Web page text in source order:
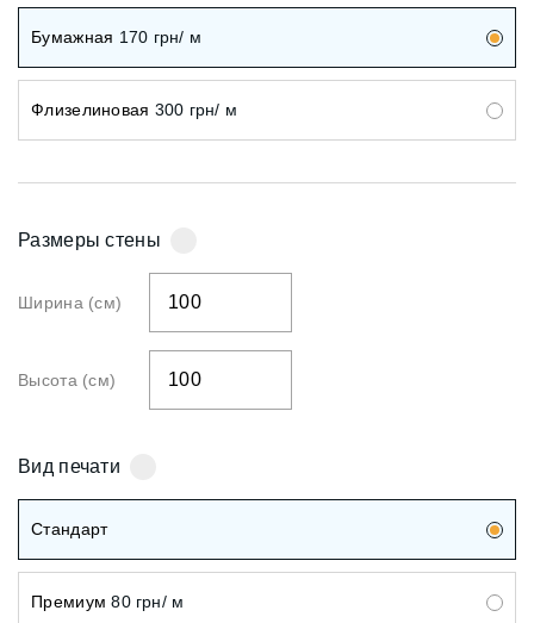
Бумажная 170 грн/ м
Флизелиновая 300 грн/ м
Размеры стены
Ширина (см)
Высота (см)
Вид печати
Стандарт
Премиум 80 грн/ м